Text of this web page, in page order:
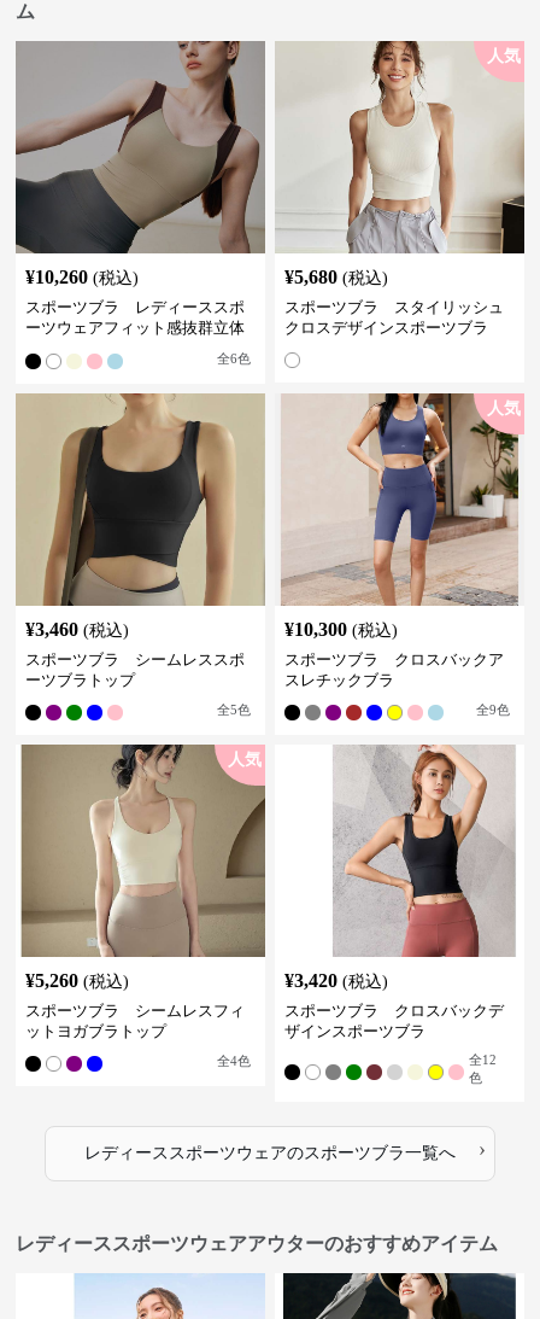
ム
¥10,260 (税込)
スポーツブラ レディーススポ
ーツウェアフィット感抜群立体
全6色
人気
¥5,680 (税込)
スポーツブラ スタイリッシュ
クロスデザインスポーツブラ
¥3,460 (税込)
スポーツブラ シームレススポ
ーツブラトップ
全5色
人気
¥10,300 (税込)
スポーツブラ クロスバックア
スレチックブラ
全9色
人気
¥5,260 (税込)
スポーツブラ シームレスフィ
ットヨガブラトップ
全4色
¥3,420 (税込)
スポーツブラ クロスバックデ
ザインスポーツブラ
全12
色
レディーススポーツウェアのスポーツブラ一覧へ ›
レディーススポーツウェアアウターのおすすめアイテム